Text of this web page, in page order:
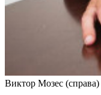
Виктор Мозес (справа)